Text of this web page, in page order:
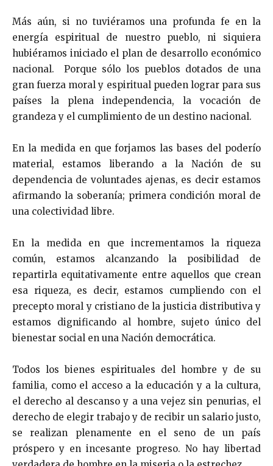
Más aún, si no tuviéramos una profunda fe en la
energía espiritual de nuestro pueblo, ni siquiera
hubiéramos iniciado el plan de desarrollo económico
nacional. Porque sólo los pueblos dotados de una
gran fuerza moral y espiritual pueden lograr para sus
países la plena independencia, la vocación de
grandeza y el cumplimiento de un destino nacional.
En la medida en que forjamos las bases del poderío
ma­terial, estamos liberando a la Nación de su
dependencia de voluntades ajenas, es decir estamos
afirmando la sobe­ranía; primera condición moral de
una colectividad libre.
En la medida en que incrementamos la riqueza
común, estamos alcanzando la posibilidad de
repartirla equitati­vamente entre aquellos que crean
esa riqueza, es decir, estamos cumpliendo con el
precepto moral y cristiano de la justicia distributiva y
estamos dignificando al hombre, sujeto único del
bienestar social en una Nación demo­crática.
Todos los bienes espirituales del hombre y de su
familia, como el acceso a la educación y a la cultura,
el derecho al descanso y a una vejez sin penurias, el
derecho de elegir trabajo y de recibir un salario justo,
se realizan plenamente en el seno de un país
próspero y en incesante progreso. No hay libertad